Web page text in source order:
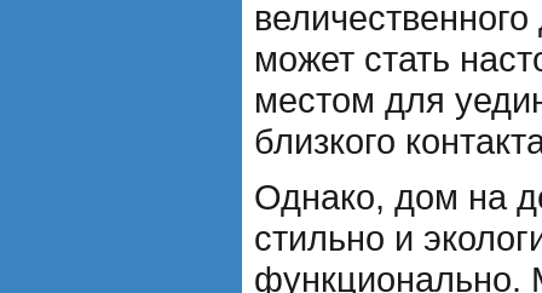
может стать
местом для
близкого
Однако, дом на
стильно и
функционально.